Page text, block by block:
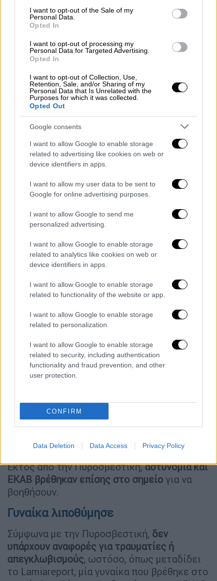
consent section.
I want to opt-out of the Sale of my
Personal Data.
Opted In
I want to opt-out of processing my
Personal Data for Targeted Advertising.
Opted In
I want to opt-out of Collection, Use,
Retention, Sale, and/or Sharing of my
Personal Data that Is Unrelated with the
Purposes for which it was collected.
Opted Out
Google consents
I want to allow Google to enable storage
related to advertising like cookies on web or
device identifiers in apps.
I want to allow my user data to be sent to
Google for online advertising purposes.
I want to allow Google to send me
personalized advertising.
I want to allow Google to enable storage
related to analytics like cookies on web or
device identifiers in apps.
I want to allow Google to enable storage
related to functionality of the website or app.
I want to allow Google to enable storage
related to personalization.
I want to allow Google to enable storage
related to security, including authentication
functionality and fraud prevention, and other
user protection.
CONFIRM
Data Deletion Data Access Privacy Policy
Απεγκλωβίστηκαν ηλικιωμένοι
Άμεσα κινητοποιήθηκαν δυνάμεις τις
Πυροσβεστικής, με28 πυροσβέστες και
εννέα οχήματα
στον 1ο όροφο.
Φωτιά σε κτήριο παιδικού σταθμού κοντά στη Λαμία
(lamiareport.gr)
Ευτυχώς όλοι πρόλαβαν καιβγήκαν
εγκαίρως και σώοι, μεταξύ αυτών και ένας
ηλικιωμένος και δύο ακόμη
βγήκαν με τη βοήθεια των πυροσβεστών,
χωρίς να κινδυνέψουν άμεσα κι αυτά.
(lamiareport.gr)
Εκτός από την Πυροσβεστική,αστυνομία και
ΕΚΑΒ βρέθηκαν επίσης στο σημείο για να
βοηθήσουν.
Γυναίκα λιποθύμησε
Σύμφωνα με την Πυροσβεστική, δεν
υπάρχουν αναφορές για τραυματίες ή
απεγκλωβισμούς, ωστόσο, όπως μεταδίδει
το Lamiareport, μία γυναίκα που βρέθηκε στο